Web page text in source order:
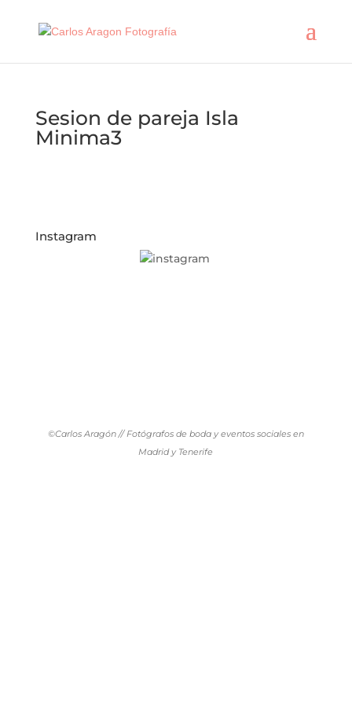
Sesion de pareja Isla
Minima3
Instagram
©Carlos Aragón // Fotógrafos de boda y eventos sociales en
Madrid y Tenerife